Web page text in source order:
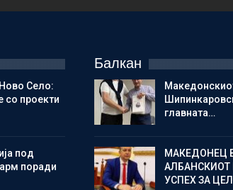
Село:
проекти
под
поради
Балкан
главната…
МАКЕДОНЕЦ
АЛБАНСКИОТ
УСПЕХ ЗА